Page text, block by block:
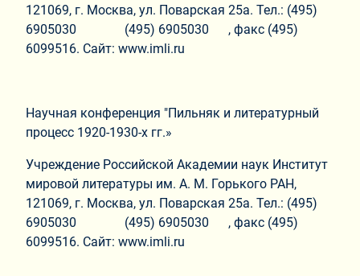
121069, г. Москва, ул. Поварская 25а. Тел.: (495)
6905030 (495) 6905030 , факс (495)
6099516. Сайт: www.imli.ru
Научная конференция "Пильняк и литературный
процесс 1920-1930-х гг.»
Учреждение Российской Академии наук Институт
мировой литературы им. А. М. Горького РАН,
121069, г. Москва, ул. Поварская 25а. Тел.: (495)
6905030 (495) 6905030 , факс (495)
6099516. Сайт: www.imli.ru